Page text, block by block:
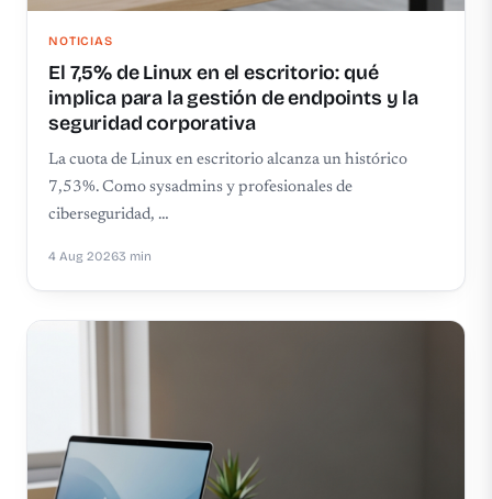
NOTICIAS
El 7,5% de Linux en el escritorio: qué
implica para la gestión de endpoints y la
seguridad corporativa
La cuota de Linux en escritorio alcanza un histórico
7,53%. Como sysadmins y profesionales de
ciberseguridad, …
4 Aug 20263 min